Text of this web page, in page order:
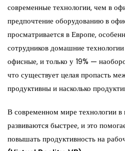
современные технологии, чем в
предпочтение оборудованию в
просматривается в Европе,
сотрудников домашние
офисные, и только у 19% —
что существует целая пропасть
продуктивны и насколько
В современном мире технологии в
развиваются быстрее, и это
повышать продуктивность на